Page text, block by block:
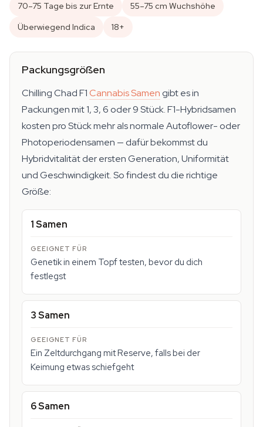
70–75 Tage bis zur Ernte
55–75 cm Wuchshöhe
Überwiegend Indica
18+
Packungsgrößen
Chilling Chad F1Cannabis Samen gibt es in
Packungen mit 1, 3, 6 oder 9 Stück. F1-Hybridsamen
kosten pro Stück mehr als normale Autoflower- oder
Photoperiodensamen — dafür bekommst du
Hybridvitalität der ersten Generation, Uniformität
und Geschwindigkeit. So findest du die richtige
Größe:
1 Samen
Genetik in einem Topf testen, bevor du dich
festlegst
3 Samen
Ein Zeltdurchgang mit Reserve, falls bei der
Keimung etwas schiefgeht
6 Samen